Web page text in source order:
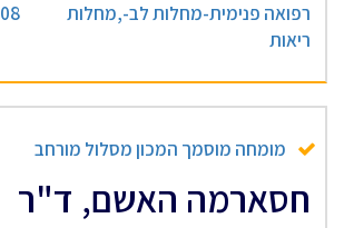
רפואה פנימית-מחלות לב-,מחלות
ריאות
08
מומחה מוסמך המכון מסלול מורחב
חסארמה האשם, ד"ר